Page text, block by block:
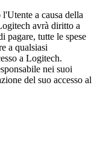
a causa della
avrà diritto a
pagare, tutte le spese
a qualsiasi
a Logitech.
nei suoi
del suo accesso al